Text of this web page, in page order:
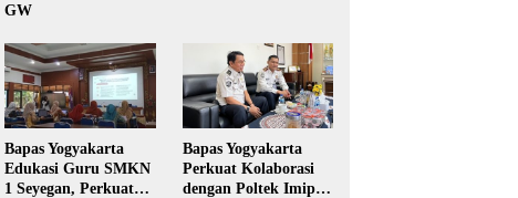
GW
Bapas Yogyakarta
Edukasi Guru SMKN
1 Seyegan, Perkuat
Bapas Yogyakarta
Perkuat Kolaborasi
dengan Poltek Imipas,